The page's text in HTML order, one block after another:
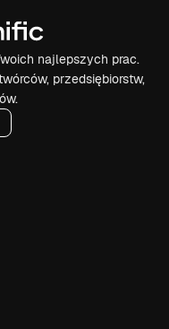
najlepszych prac.
przedsiębiorstw,